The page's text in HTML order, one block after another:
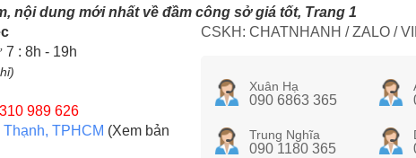
nội dung mới nhất về đầm công sở giá tốt, Trang 1
: 8h - 19h
989 626
TPHCM (Xem bản
CSKH: CHATNHANH / ZALO /
Xuân Hạ
090 6863 365
Trung Nghĩa
090 1180 365